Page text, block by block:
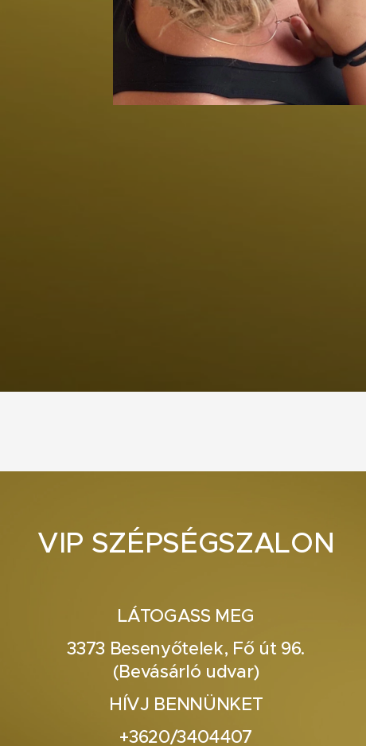
VIP SZÉPSÉGSZALON
LÁTOGASS MEG
3373 Besenyőtelek, Fő út 96.
(Bevásárló udvar)
HÍVJ BENNÜNKET
+3620/3404407